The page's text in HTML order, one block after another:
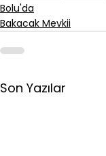
Bolu'da
Bakacak Mevkii
Son Yazılar